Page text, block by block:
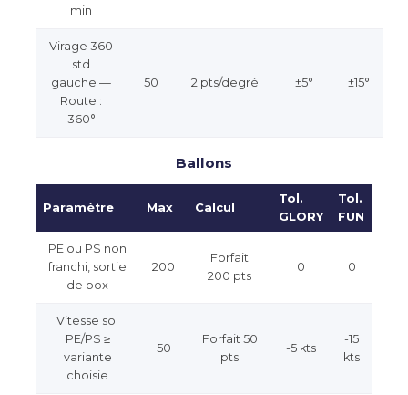
min
Virage 360
std
gauche —
Route :
360°
50 2 pts/degré ±5° ±15°
Ballons
Paramètre Max Calcul
Tol.
GLORY
Tol.
FUN
PE ou PS non
franchi, sortie
de box
200
Forfait
200 pts
0 0
Vitesse sol
PE/PS ≥
variante
choisie
50
Forfait 50
pts
-5 kts
-15
kts